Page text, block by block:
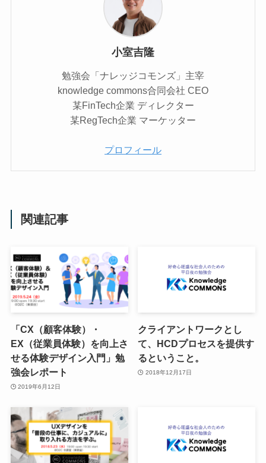
小室吉隆
勉強会「ナレッジコモンズ」主宰
knowledge commons合同会社 CEO
某FinTech企業 ディレクター
某RegTech企業 マーケッター
プロフィール
関連記事
「CX（顧客体験）・
EX（従業員体験）を向上さ
せる体験デザイン入門」勉
強会レポート
2019年6月12日
クライアントワークとし
て、HCDプロセスを提供す
るということ。
2018年12月17日